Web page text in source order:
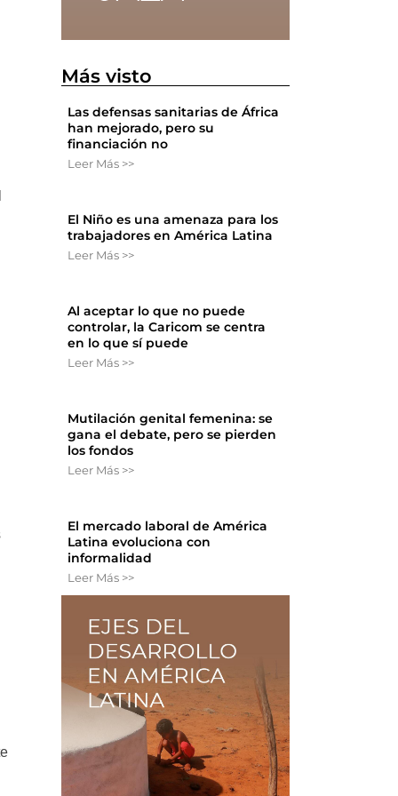
Más visto
Las defensas sanitarias de África
han mejorado, pero su
financiación no
Leer Más >>
El Niño es una amenaza para los
trabajadores en América Latina
Leer Más >>
Al aceptar lo que no puede
controlar, la Caricom se centra
en lo que sí puede
Leer Más >>
Mutilación genital femenina: se
gana el debate, pero se pierden
los fondos
Leer Más >>
El mercado laboral de América
Latina evoluciona con
informalidad
Leer Más >>